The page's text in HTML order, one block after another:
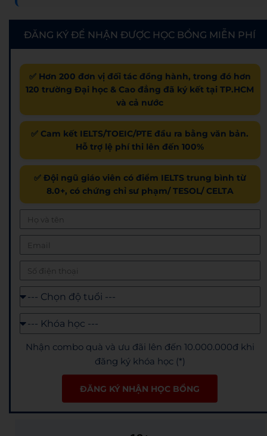
ĐĂNG KÝ ĐỂ NHẬN ĐƯỢC HỌC BỔNG MIỄN PHÍ
✅ Hơn 200 đơn vị đối tác đồng hành, trong đó hơn
120 trường Đại học & Cao đẳng đã ký kết tại TP.HCM
và cả nước
✅ Cam kết IELTS/TOEIC/PTE đầu ra bằng văn bản.
Hỗ trợ lệ phí thi lên đến 100%
✅ Đội ngũ giáo viên có điểm IELTS trung bình từ
8.0+, có chứng chỉ sư phạm/ TESOL/ CELTA
Nhận combo quà và ưu đãi lên đến 10.000.000đ khi
đăng ký khóa học (*)
ĐĂNG KÝ NHẬN HỌC BỔNG